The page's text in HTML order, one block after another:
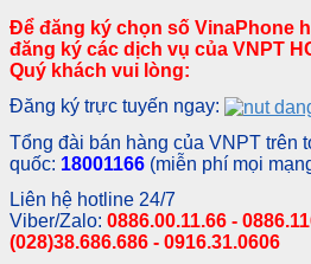
Để đăng ký chọn số VinaPhone
đăng ký các dịch vụ của VNPT
Quý khách vui lòng:
Đăng ký trực tuyến ngay:
Tổng đài bán hàng của VNPT trên
quốc: 18001166 (miễn phí mọi
Liên hệ hotline 24/7
Viber/Zalo: 0886.00.11.66 -
(028)38.686.686 - 0916.31.0606